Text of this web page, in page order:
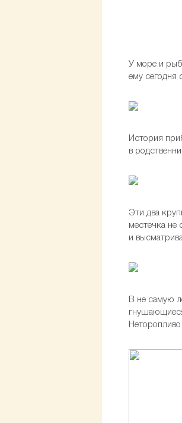
У море и
ему сегодня
История
в
Эти два
местечка не
и
В не самую